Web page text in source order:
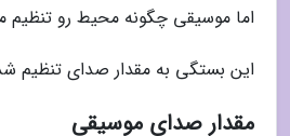
اما موسیقی چگونه محیط رو تنظیم
این بستگی به مقدار صدای تنظیم
مقدار صدای موسیقی